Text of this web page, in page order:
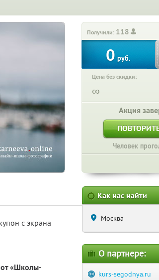
Получили: 118
0 руб.
Цена без скидки:
∞
Акция
Человек
с экрана
от «Школы-
Как нас найти
Москва
О партнере:
kurs-segodnya.ru